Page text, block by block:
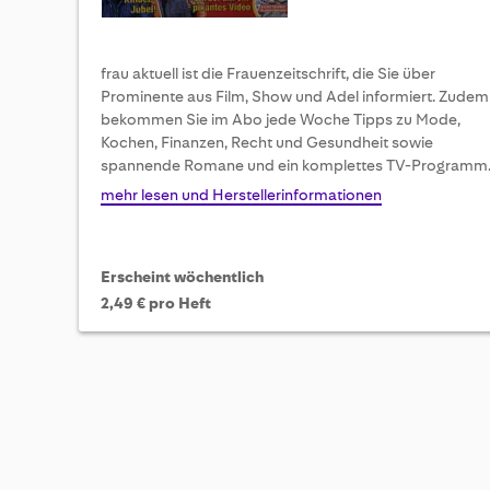
frau aktuell ist die Frauenzeitschrift, die Sie über
Prominente aus Film, Show und Adel informiert. Zudem
bekommen Sie im Abo jede Woche Tipps zu Mode,
Kochen, Finanzen, Recht und Gesundheit sowie
spannende Romane und ein komplettes TV-Programm.
mehr lesen und Herstellerinformationen
Erscheint wöchentlich
2,49 € pro Heft